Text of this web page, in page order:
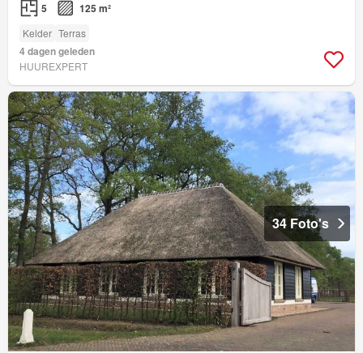
5 125 m²
Kelder Terras
4 dagen geleden
HUUREXPERT
34 Foto's